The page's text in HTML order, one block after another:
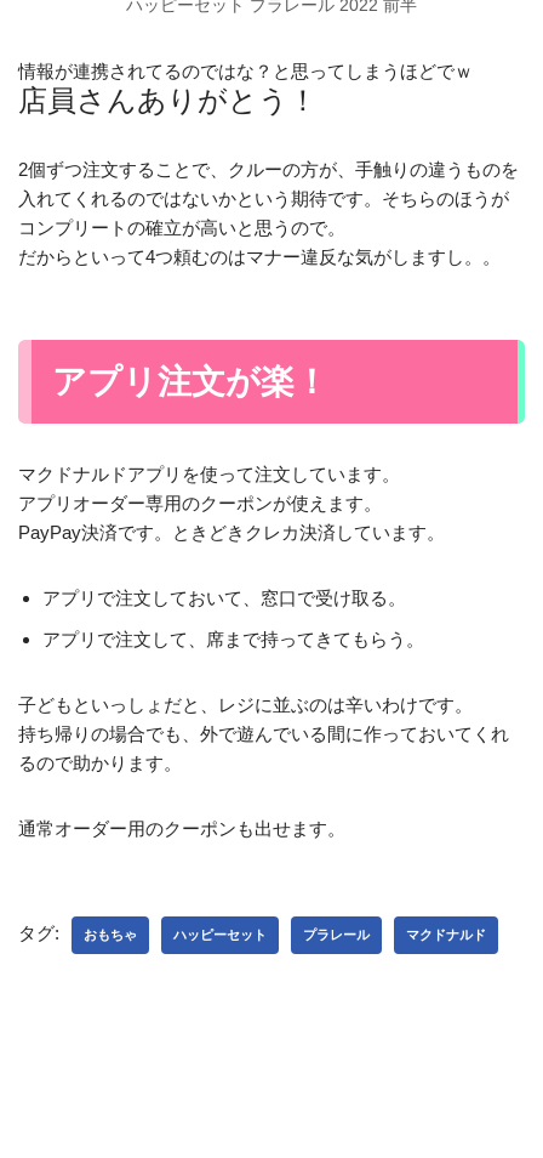
ハッピーセット プラレール 2022 前半
情報が連携されてるのではな？と思ってしまうほどでｗ
店員さんありがとう！
2個ずつ注文することで、クルーの方が、手触りの違うものを
入れてくれるのではないかという期待です。そちらのほうが
コンプリートの確立が高いと思うので。
だからといって4つ頼むのはマナー違反な気がしますし。。
アプリ注文が楽！
マクドナルドアプリを使って注文しています。
アプリオーダー専用のクーポンが使えます。
PayPay決済です。ときどきクレカ決済しています。
アプリで注文しておいて、窓口で受け取る。
アプリで注文して、席まで持ってきてもらう。
子どもといっしょだと、レジに並ぶのは辛いわけです。
持ち帰りの場合でも、外で遊んでいる間に作っておいてくれ
るので助かります。
通常オーダー用のクーポンも出せます。
タグ: おもちゃ ハッピーセット プラレール マクドナルド